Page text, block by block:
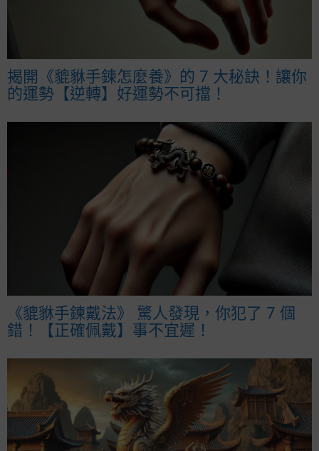
揭開《貔貅手鍊怎麼養》的 7 大秘訣！讓你
的運勢【逆轉】好運勢不可擋！
《貔貅手鍊戴法》 驚人發現，你犯了 7 個
錯！【正確佩戴】事不宜遲！